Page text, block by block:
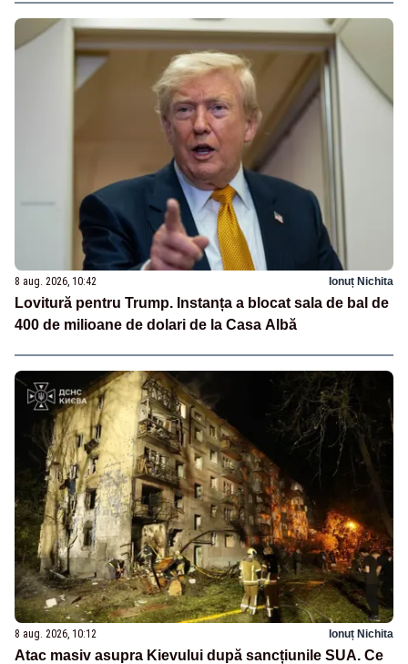
8 aug. 2026, 10:42 Ionuț Nichita
Lovitură pentru Trump. Instanța a blocat sala de bal de
400 de milioane de dolari de la Casa Albă
8 aug. 2026, 10:12 Ionuț Nichita
Atac masiv asupra Kievului după sancțiunile SUA. Ce